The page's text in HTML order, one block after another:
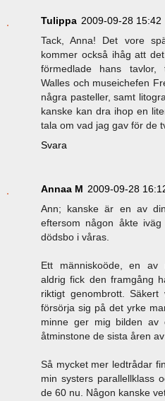
Tulippa 2009-09-28 15:42
Tack, Anna! Det vore
kommer också ihåg att
förmedlade hans tavlor,
Walles och museichefen
några pasteller, samt
kanske kan dra ihop en
tala om vad jag gav för de
Svara
Annaa M 2009-09-28
Ann; kanske är en av
eftersom någon åkte
dödsbo i våras.
Ett människoöde, en av
aldrig fick den framgång
riktigt genombrott.
försörja sig på det yrke
minne ger mig bilden av
åtminstone de sista åren
Så mycket mer ledtrådar
min systers parallellklass
de 60 nu. Någon kanske